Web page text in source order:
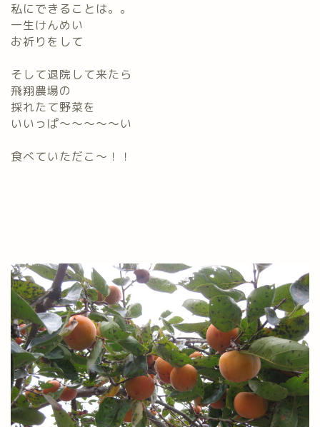
私にできることは。。
一生けんめい
お祈りをして
そして退院して来たら
飛翔農場の
採れたて野菜を
いいっぱ～～～～～い
食べていただこ～！！